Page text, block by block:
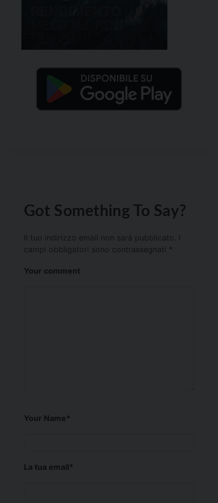
Got Something To Say?
Il tuo indirizzo email non sarà pubblicato.
campi obbligatori sono contrassegnati *
Your comment
Your Name*
La tua email*